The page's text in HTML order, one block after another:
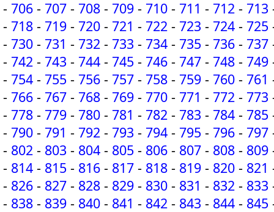
- 706 - 707 - 708 - 709 - 710 - 711 - 712 - 713
- 718 - 719 - 720 - 721 - 722 - 723 - 724 - 725
- 730 - 731 - 732 - 733 - 734 - 735 - 736 - 737
- 742 - 743 - 744 - 745 - 746 - 747 - 748 - 749
- 754 - 755 - 756 - 757 - 758 - 759 - 760 - 761
- 766 - 767 - 768 - 769 - 770 - 771 - 772 - 773
- 778 - 779 - 780 - 781 - 782 - 783 - 784 - 785
- 790 - 791 - 792 - 793 - 794 - 795 - 796 - 797
- 802 - 803 - 804 - 805 - 806 - 807 - 808 - 809
- 814 - 815 - 816 - 817 - 818 - 819 - 820 - 821
- 826 - 827 - 828 - 829 - 830 - 831 - 832 - 833
- 838 - 839 - 840 - 841 - 842 - 843 - 844 - 845